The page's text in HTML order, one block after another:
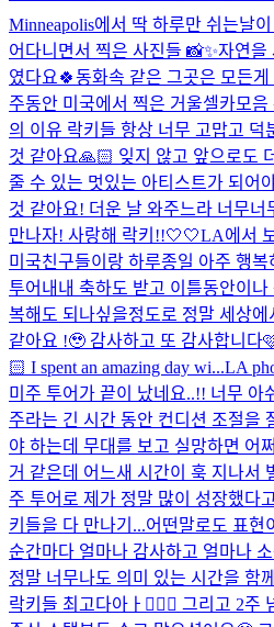
Minneapolis에서 딱 하루만 쉬는날
어다니면서 찍은 사진들 📸✨자연을
였다요🍀동화속 같은 그곳은 모든
주동안 미국에서 찍은 거울셀카모음
의 이유 락키들 항상 너무 고맙고 덕
것 같아요🙏🏻 잊지 않고 앞으로도
줄 수 있는 멋있는 아티스트가 되어
것 같아요! 더운 날 와주느라 너무너
만나자! 사랑해 락키!!🤍🤍LA에서
미국친구들이랑 하루종일 아주 행
투어내내 축하도 받고 이틀동안이
복해도 되나싶을정도로 정말 세상
같아요 !🥹 감사하고 또 감사합니
🏻 I spent an amazing day wi...LA
미주 투어가 끝이 났네요..!! 너무 아
주라는 긴 시간 동안 컨디션 조절을
야 하는데 무대를 보고 실망하면 어
거 같은데 어느새 시간이 훅 지나서
주 투어로 제가 정말 많이 성장했다
키들을 다 만나기...어떤말로도 표현
순간마다 얼마나 감사하고 얼마나
정말 너무나도 의미 있는 시간을 함
락키들 최고다아ㅏ👍🏻✨ 그리고 2